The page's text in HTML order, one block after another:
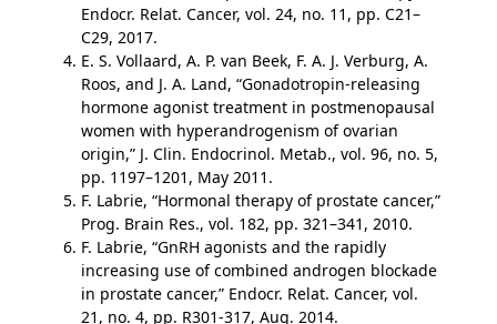
Endocr. Relat. Cancer, vol. 24, no. 11, pp. C21–
C29, 2017.
E. S. Vollaard, A. P. van Beek, F. A. J. Verburg, A.
Roos, and J. A. Land, “Gonadotropin-releasing
hormone agonist treatment in postmenopausal
women with hyperandrogenism of ovarian
origin,” J. Clin. Endocrinol. Metab., vol. 96, no. 5,
pp. 1197–1201, May 2011.
F. Labrie, “Hormonal therapy of prostate cancer,”
Prog. Brain Res., vol. 182, pp. 321–341, 2010.
F. Labrie, “GnRH agonists and the rapidly
increasing use of combined androgen blockade
in prostate cancer,” Endocr. Relat. Cancer, vol.
21, no. 4, pp. R301-317, Aug. 2014.